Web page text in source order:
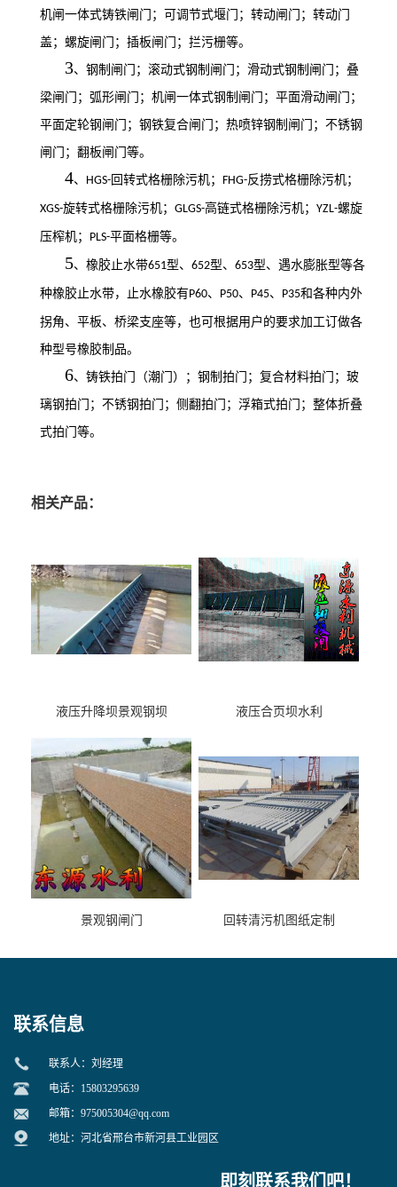
机闸一体式铸铁闸门；可调节式堰门；转动闸门；转动门
盖；螺旋闸门；插板闸门；拦污栅等。
3、钢制闸门；滚动式钢制闸门；滑动式钢制闸门；叠
梁闸门；弧形闸门；机闸一体式钢制闸门；平面滑动闸门；
平面定轮钢闸门；钢铁复合闸门；热喷锌钢制闸门；不锈钢
闸门；翻板闸门等。
4、 HGS- 回转式格栅除污机； FHG-反捞式格栅除污机；
XGS-旋转式格栅除污机； GLGS-高链式格栅除污机； YZL-螺旋
压榨机； PLS-平面格栅等。
5、橡胶止水带651型、 652型、 653型、遇水膨胀型等各
种橡胶止水带，止水橡胶有P60、 P50、 P45、 P35和各种内外
拐角、平板、桥梁支座等，也可根据用户的要求加工订做各
种型号橡胶制品。
6、铸铁拍门（潮门）；钢制拍门；复合材料拍门；玻
璃钢拍门；不锈钢拍门；侧翻拍门；浮箱式拍门；整体折叠
式拍门等。
相关产品：
液压升降坝景观钢坝 液压合页坝水利
景观钢闸门 回转清污机图纸定制
联系信息
联系人：刘经理
电话：15803295639
邮箱： 975005304@qq.com
地址：河北省邢台市新河县工业园区
即刻联系我们吧！